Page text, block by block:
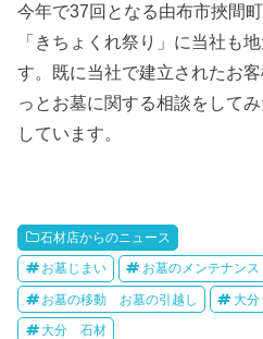
今年で37回となる由布市挾間
「きちょくれ祭り」に当社も
す。既に当社で建立されたお
っとお墓に関する相談をして
しています。
石材店からのニュース
お墓じまい お墓のメンテナンス
お墓の移動 お墓の引越し 大
大分 石材